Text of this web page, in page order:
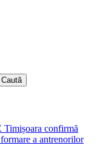
Timișoara confirmă
a antrenorilor